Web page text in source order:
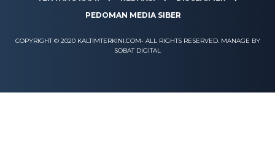
PEDOMAN MEDIA SIBER
COPYRIGHT © 2020 KALTIMTERKINI.COM- ALL RIGHTS RESERVED. MANAGE BY
SOBAT DIGITAL